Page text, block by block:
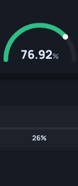
76.92%
26%